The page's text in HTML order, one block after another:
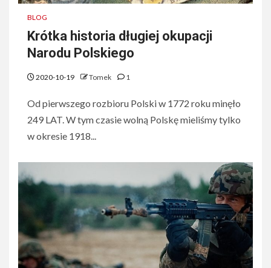
BLOG
Krótka historia długiej okupacji
Narodu Polskiego
2020-10-19 Tomek 1
Od pierwszego rozbioru Polski w 1772 roku minęło
249 LAT. W tym czasie wolną Polskę mieliśmy tylko
w okresie 1918...